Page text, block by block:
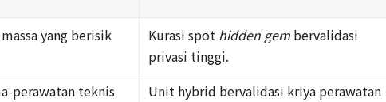
yang berisik
Kurasi spot hidden gem bervalidasi
privasi tinggi.
perawatan teknis
Unit hybrid bervalidasi kriya perawatan